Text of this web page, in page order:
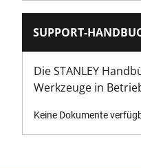
SUPPORT-
Die STANLEY
Werkzeuge in
Keine Dokumente